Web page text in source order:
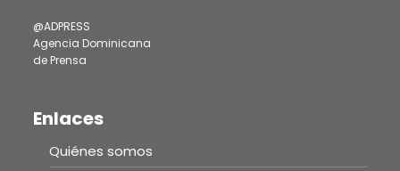
@ADPRESS
Agencia Dominicana
de Prensa
Enlaces
Quiénes somos